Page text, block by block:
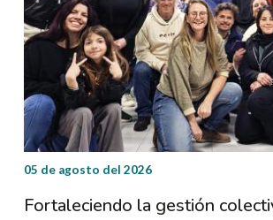
05 de agosto del 2026
Fortaleciendo la gestión